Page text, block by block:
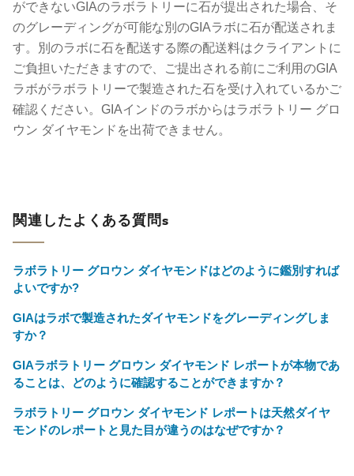
ができないGIAのラボラトリーに石が提出された場合、そ
のグレーディングが可能な別のGIAラボに石が配送されま
す。別のラボに石を配送する際の配送料はクライアントに
ご負担いただきますので、ご提出される前にご利用のGIA
ラボがラボラトリーで製造された石を受け入れているかご
確認ください。GIAインドのラボからはラボラトリー グロ
ウン ダイヤモンドを出荷できません。
関連したよくある質問s
ラボラトリー グロウン ダイヤモンドはどのように鑑別すれば
よいですか?
GIAはラボで製造されたダイヤモンドをグレーディングしま
すか？
GIAラボラトリー グロウン ダイヤモンド レポートが本物であ
ることは、どのように確認することができますか？
ラボラトリー グロウン ダイヤモンド レポートは天然ダイヤ
モンドのレポートと見た目が違うのはなぜですか？